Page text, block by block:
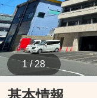
1 / 28